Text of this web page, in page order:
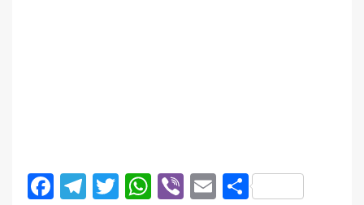
Facebook
Telegram
Twitter
WhatsApp
ViberEmail